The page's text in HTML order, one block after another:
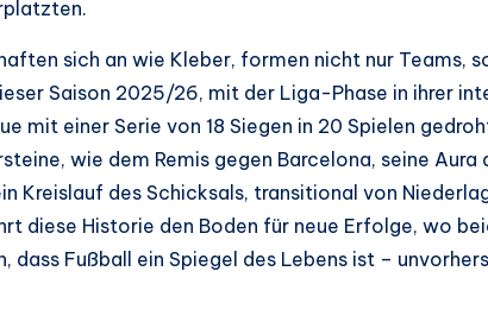
sich an wie Kleber, formen nicht nur Teams,
Saison 2025/26, mit der Liga-Phase in ihrer
mit einer Serie von 18 Siegen in 20 Spielen
wie dem Remis gegen Barcelona, seine Aura
Kreislauf des Schicksals, transitional von
diese Historie den Boden für neue Erfolge, wo
dass Fußball ein Spiegel des Lebens ist –